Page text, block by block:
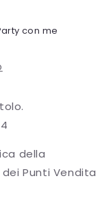
con me
della
Punti Vendita